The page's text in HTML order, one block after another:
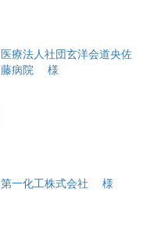
医療法人社団玄洋会道央佐
藤病院
様
第一化工株式会社 様